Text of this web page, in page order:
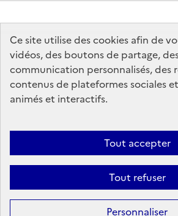
Ce site utilise des cookies afin de
vidéos, des boutons de partage,
communication personnalisés, des
contenus de plateformes sociales
animés et interactifs.
Tout accepter
Tout refuser
Personnaliser
MINISTÈRE
DE LA CULTURE
data.gouv.fr
Sauf mention contraire, tous les contenus de ce